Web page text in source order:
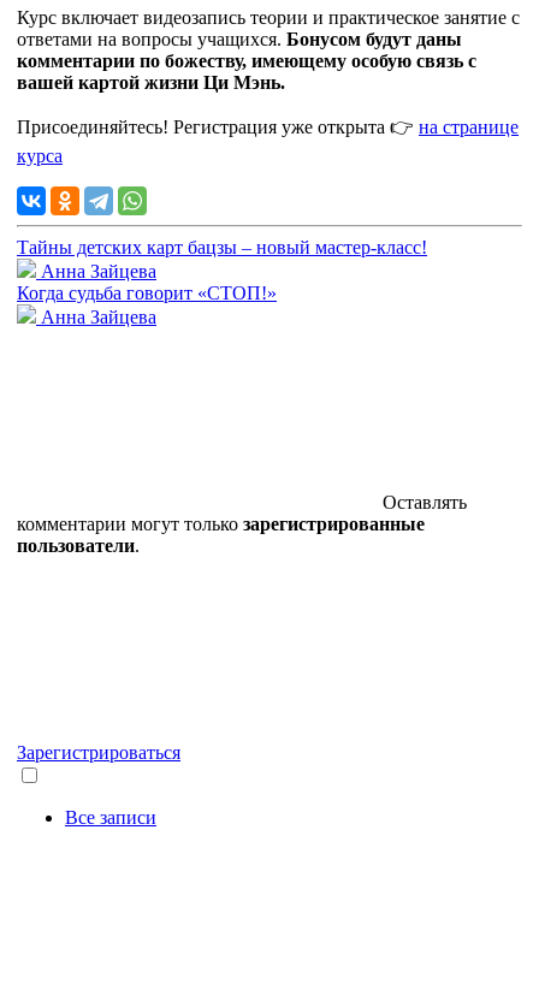
Курс включает видеозапись теории и практическое занятие с
ответами на вопросы учащихся. Бонусом будут даны
комментарии по божеству, имеющему особую связь с
вашей картой жизни Ци Мэнь.
Присоединяйтесь! Регистрация уже открыта 👉 на странице
курса
Тайны детских карт бацзы – новый мастер-класс!
Анна Зайцева
Когда судьба говорит «СТОП!»
Анна Зайцева
Оставлять
комментарии могут только зарегистрированные
пользователи.
Зарегистрироваться
Все записи